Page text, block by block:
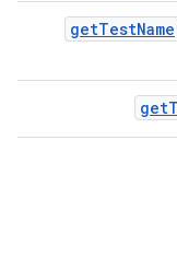
getTestName
get